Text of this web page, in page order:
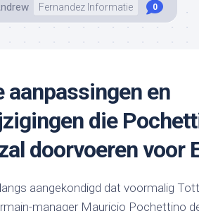
Fernandez Informatie 0
aanpassingen en
die
doorvoeren voor
aangekondigd dat voormalig
manager Mauricio Pochettino